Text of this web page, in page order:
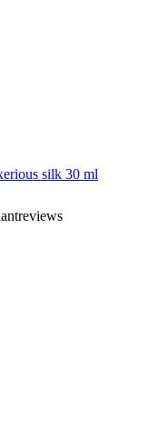
silk 30 ml